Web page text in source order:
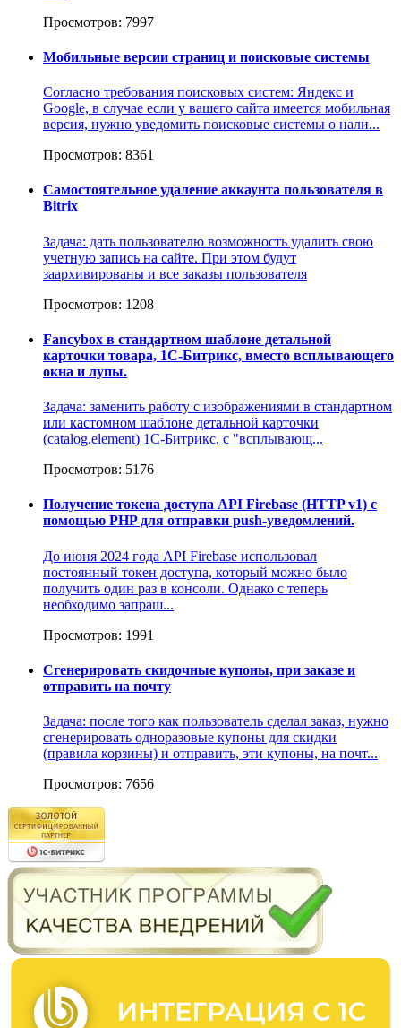
Просмотров: 7997
Мобильные версии страниц и поисковые системы
Согласно требования поисковых систем: Яндекс и
Google, в случае если у вашего сайта имеется мобильная
версия, нужно уведомить поисковые системы о нали...
Просмотров: 8361
Самостоятельное удаление аккаунта пользователя в
Bitrix
Задача: дать пользователю возможность удалить свою
учетную запись на сайте. При этом будут
заархивированы и все заказы пользователя
Просмотров: 1208
Fancybox в стандартном шаблоне детальной
карточки товара, 1С-Битрикс, вместо всплывающего
окна и лупы.
Задача: заменить работу с изображениями в стандартном
или кастомном шаблоне детальной карточки
(catalog.element) 1С-Битрикс, с "всплывающ...
Просмотров: 5176
Получение токена доступа API Firebase (HTTP v1) с
помощью PHP для отправки push-уведомлений.
До июня 2024 года API Firebase использовал
постоянный токен доступа, который можно было
получить один раз в консоли. Однако с теперь
необходимо запраш...
Просмотров: 1991
Сгенерировать скидочные купоны, при заказе и
отправить на почту
Задача: после того как пользователь сделал заказ, нужно
сгенерировать одноразовые купоны для скидки
(правила корзины) и отправить, эти купоны, на почт...
Просмотров: 7656